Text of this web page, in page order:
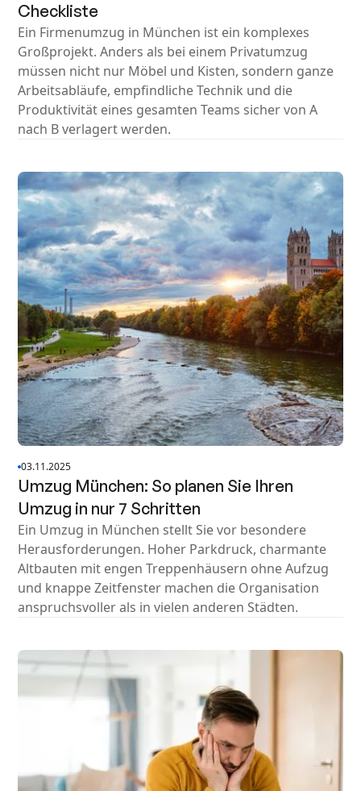
Checkliste
Ein Firmenumzug in München ist ein komplexes
Großprojekt. Anders als bei einem Privatumzug
müssen nicht nur Möbel und Kisten, sondern ganze
Arbeitsabläufe, empfindliche Technik und die
Produktivität eines gesamten Teams sicher von A
nach B verlagert werden.
03.11.2025
Umzug München: So planen Sie Ihren
Umzug in nur 7 Schritten
Ein Umzug in München stellt Sie vor besondere
Herausforderungen. Hoher Parkdruck, charmante
Altbauten mit engen Treppenhäusern ohne Aufzug
und knappe Zeitfenster machen die Organisation
anspruchsvoller als in vielen anderen Städten.